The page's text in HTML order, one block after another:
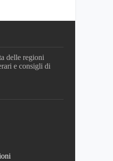
delle regioni
e consigli di